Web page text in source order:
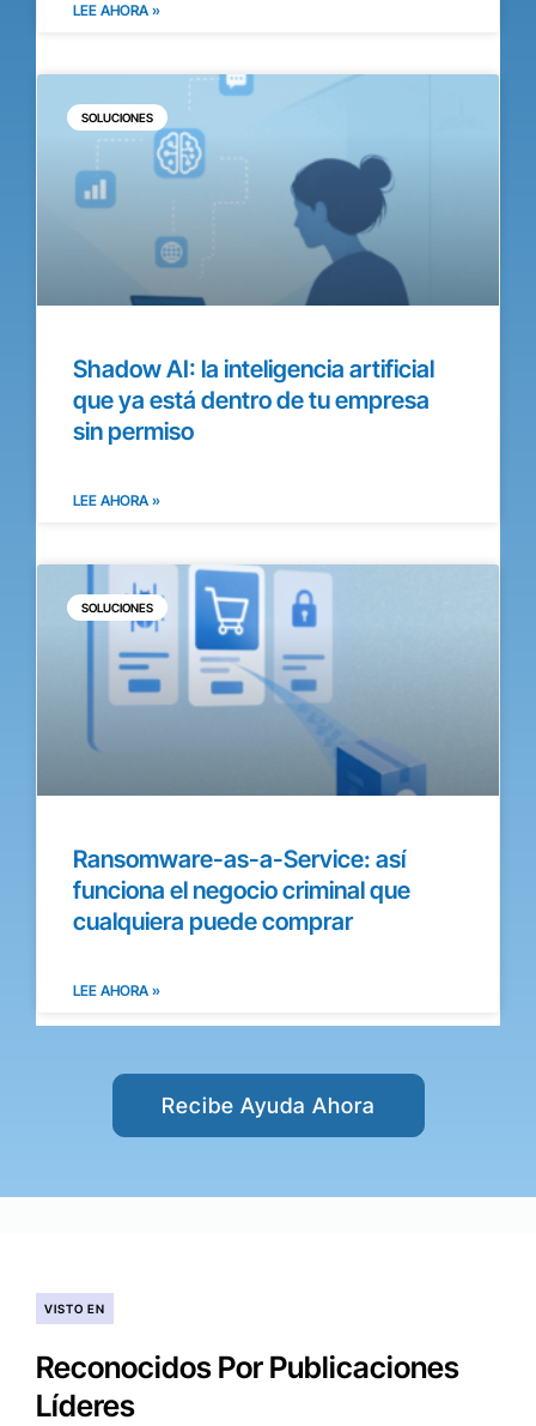
LEE AHORA »
SOLUCIONES
Shadow AI: la inteligencia artificial
que ya está dentro de tu empresa
sin permiso
LEE AHORA »
SOLUCIONES
Ransomware-as-a-Service: así
funciona el negocio criminal que
cualquiera puede comprar
LEE AHORA »
Recibe Ayuda Ahora
VISTO EN
Reconocidos Por Publicaciones
Líderes